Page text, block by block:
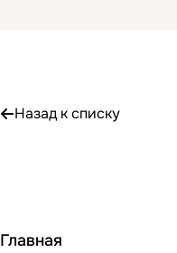
Назад к списку
Главная